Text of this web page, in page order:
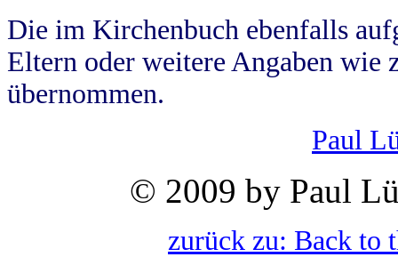
Die im Kirchenbuch ebenfalls
Eltern oder weitere Angaben wie
übernommen.
Paul
© 2009 by Paul
zurück zu: Back to